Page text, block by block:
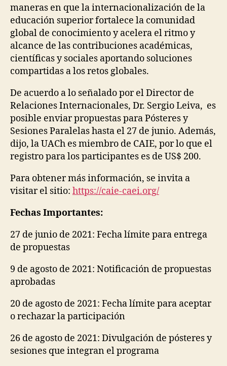
maneras en que la internacionalización de la
educación superior fortalece la comunidad
global de conocimiento y acelera el ritmo y
alcance de las contribuciones académicas,
científicas y sociales aportando soluciones
compartidas a los retos globales.
De acuerdo a lo señalado por el Director de
Relaciones Internacionales, Dr. Sergio Leiva, es
posible enviar propuestas para Pósteres y
Sesiones Paralelas hasta el 27 de junio. Además,
dijo, la UACh es miembro de CAIE, por lo que el
registro para los participantes es de US$ 200.
Para obtener más información, se invita a
visitar el sitio: https://caie-caei.org/
Fechas Importantes:
27 de junio de 2021: Fecha límite para entrega
de propuestas
9 de agosto de 2021: Notificación de propuestas
aprobadas
20 de agosto de 2021: Fecha límite para aceptar
o rechazar la participación
26 de agosto de 2021: Divulgación de pósteres y
sesiones que integran el programa